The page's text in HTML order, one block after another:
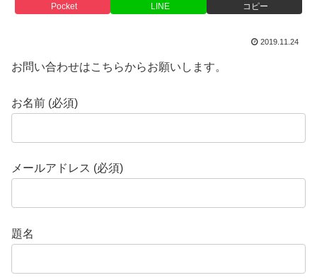
Pocket LINE コピー
2019.11.24
お問い合わせはこちらからお願いします。
お名前 (必須)
メールアドレス (必須)
題名